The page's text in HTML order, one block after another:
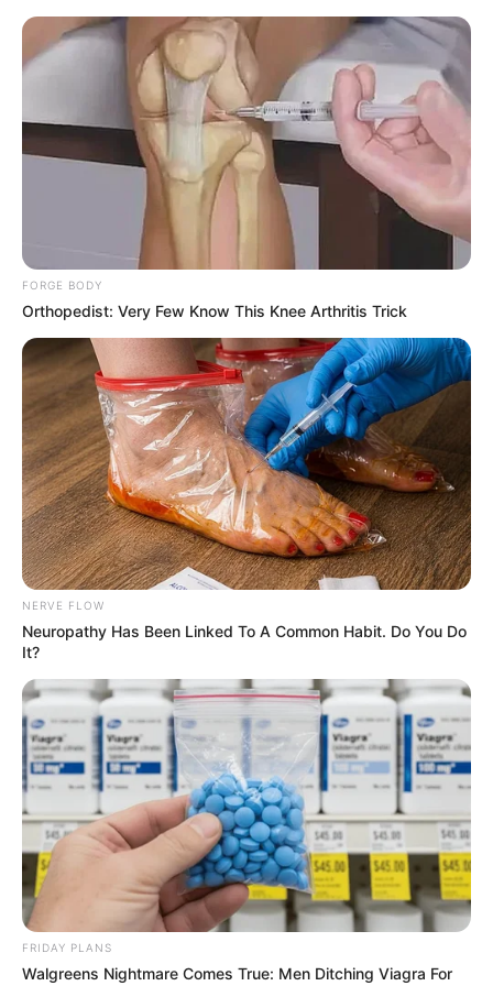
ВАЖНОЕзаявление в связи со
строительством новостроек в
Баку
В Эр-Рияде начались переговоры делегаций
России и США
В МИРЕ 2722 18.02.2025, 12:27
Переговоры делегаций России иСШАначались в
FORGE BODY
Orthopedist: Very Few Know This Knee Arthritis Trick
NERVE FLOW
Neuropathy Has Been Linked To A Common Habit. Do You Do
It?
FRIDAY PLANS
Walgreens Nightmare Comes True: Men Ditching Viagra For